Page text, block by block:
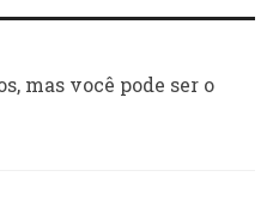
mas você pode ser o